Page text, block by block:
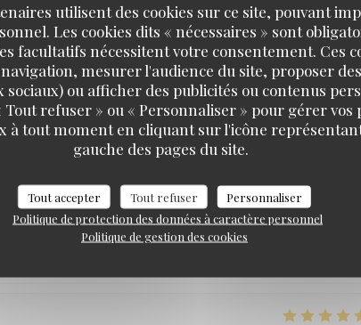
utilisent des cookies sur ce site, pouvant
Les cookies dits « nécessaires » sont
facultatifs nécessitent votre consentement. Ces
mesurer l'audience du site, proposer
sociaux) ou afficher des publicités ou contenus
Tout refuser » ou « Personnaliser » pour gérer vos
à tout moment en cliquant sur l'icône
gauche des pages du site.
Tout accepter Tout refuser
Personnaliser
Politique de protection des données à caractère personnel
Politique de gestion des cookies
Service: 5/5 Ambiance:5/5 Cuisine:5/5 Qualité / Prix :5
Service /5 Ambiance:5/5 Cuisine:5/5 Qualité / Prix
Braai Shack Restaurant